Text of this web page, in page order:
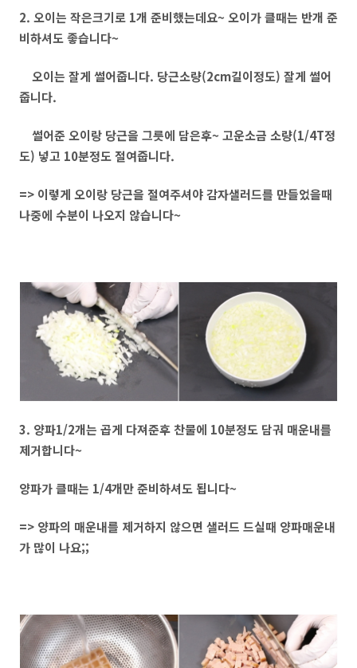
2. 오이는 작은크기로 1개 준비했는데요~ 오이가 클때는 반개 준
비하셔도 좋습니다~
오이는 잘게 썰어줍니다. 당근소량(2cm길이정도) 잘게 썰어
줍니다.
썰어준 오이랑 당근을 그릇에 담은후~ 고운소금 소량(1/4T정
도) 넣고 10분정도 절여줍니다.
=> 이렇게 오이랑 당근을 절여주셔야 감자샐러드를 만들었을때
나중에 수분이 나오지 않습니다~
3. 양파1/2개는 곱게 다져준후 찬물에 10분정도 담궈 매운내를
제거합니다~
양파가 클때는 1/4개만 준비하셔도 됩니다~
=> 양파의 매운내를 제거하지 않으면 샐러드 드실때 양파매운내
가 많이 나요;;